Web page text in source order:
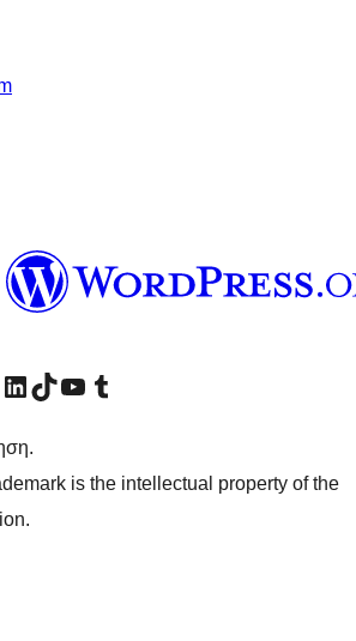
μας στο Facebook
τον λογαριασμό μας Instagram
Επισκεφθείτε τον λογαριασμό μας LinkedIn
Visit our TikTok account
Visit our YouTube channel
Visit our Tumblr account
is the intellectual property of the